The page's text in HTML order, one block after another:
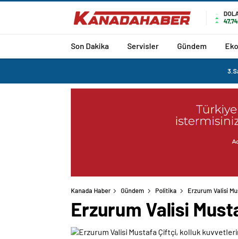
Son Dakika Servisler Gündem
Kanada Haber Gündem Politika Erzurum Valisi
Erzurum Valisi